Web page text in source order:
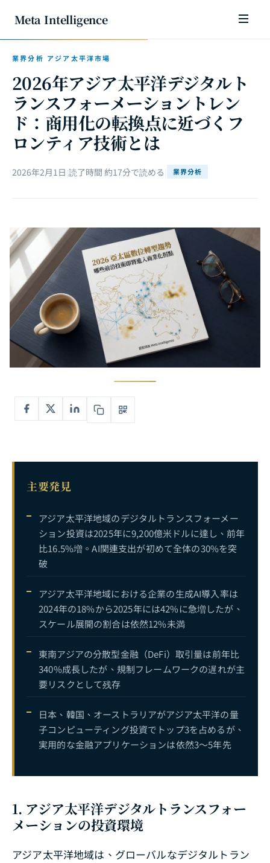
Meta Intelligence
業界分析 アジア太平洋市場
2026年アジア太平洋デジタルト
ランスフォーメーショントレン
ド：商用化の転換点に近づくフ
ロンティア技術とは
2026年2月1日 読了時間 約17分で読める 業界分析
主要発見
アジア太平洋地域のデジタルトランスフォーメー
ション投資は2025年に9,200億米ドルに達し、前年
比16.5%増。AI関連支出が初めて全体の30%を突
破
アジア太平洋地域における企業の生成AI導入率は
2024年の18%から2025年には42%に急増したが、
スケール展開の割合は依然12%未満
東南アジアの分散型金融（DeFi）取引量は前年比
340%成長したが、規制フレームワークの遅れが主
要リスクとして残存
日本、韓国、オーストラリアがアジア太平洋の量
子コンピューティング投資でトップ3を占めるが、
実用的な金融アプリケーションは依然3～5年先
1. アジア太平洋デジタルトランスフォー
メーションの投資環境
アジア太平洋地域は、グローバルなデジタルトラン